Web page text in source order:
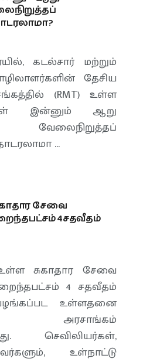
கடல்சார் மற்றும்
தேசிய
(RMT) உள்ள
இன்னும் ஆறு
வேலைநிறுத்தப்
...
சேவை
4சதவீதம்
சுகாதார சேவை
4 சதவீதம்
உள்ளதனை
அரசாங்கம்
செவிலியர்கள்,
உள்நாட்டு